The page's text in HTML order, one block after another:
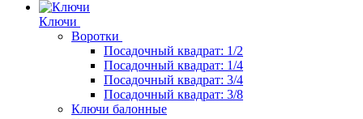
Ключи
Воротки
Посадочный квадрат: 1/2
Посадочный квадрат: 1/4
Посадочный квадрат: 3/4
Посадочный квадрат: 3/8
Ключи балонные